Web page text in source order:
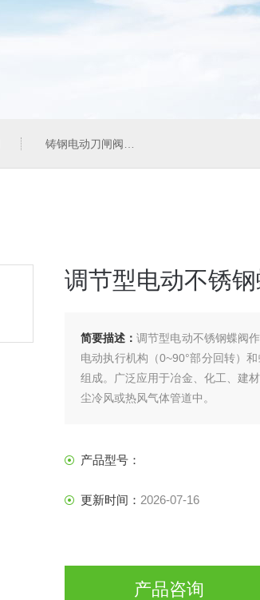
铸钢电动刀闸阀 造纸行业电动刀
调节型电动不锈钢
简要描述：调节型电动不锈钢蝶阀​
电动执行机构（0~90°部分回转）
组成。广泛应用于冶金、化工、建
尘冷风或热风气体管道中。
产品型号：
更新时间： 2026-07-16
产品咨询